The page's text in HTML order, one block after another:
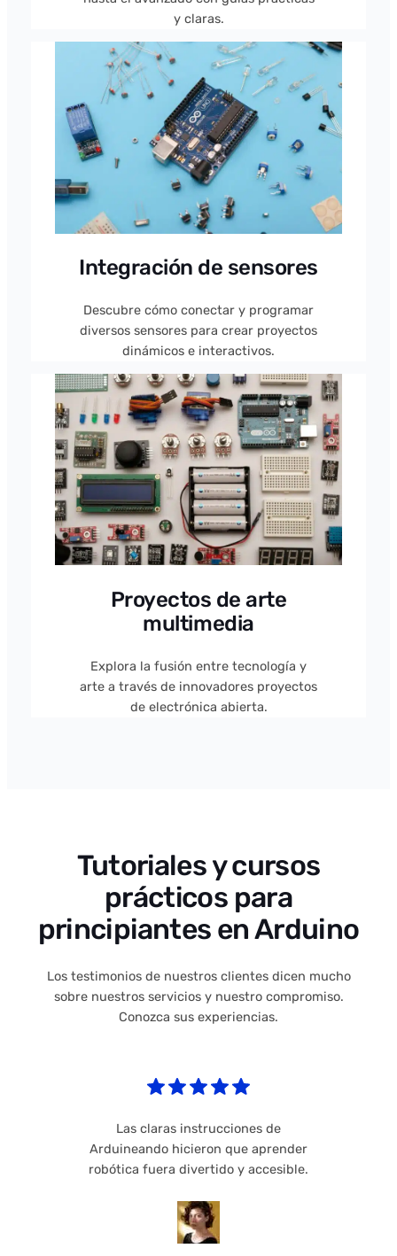
y claras.
Integración de sensores
Descubre cómo conectar y programar
diversos sensores para crear proyectos
dinámicos e interactivos.
Proyectos de arte
multimedia
Explora la fusión entre tecnología y
arte a través de innovadores proyectos
de electrónica abierta.
Tutoriales y cursos
prácticos para
principiantes en Arduino
Los testimonios de nuestros clientes dicen mucho
sobre nuestros servicios y nuestro compromiso.
Conozca sus experiencias.
Las claras instrucciones de
Arduineando hicieron que aprender
robótica fuera divertido y accesible.